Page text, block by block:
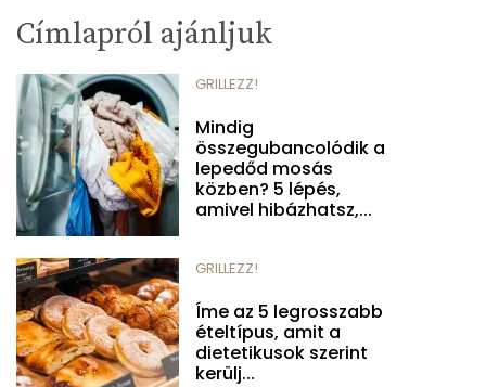
Címlapról ajánljuk
GRILLEZZ!
Mindig
összegubancolódik a
lepedőd mosás
közben? 5 lépés,
amivel hibázhatsz,...
GRILLEZZ!
Íme az 5 legrosszabb
ételtípus, amit a
dietetikusok szerint
kerülj...